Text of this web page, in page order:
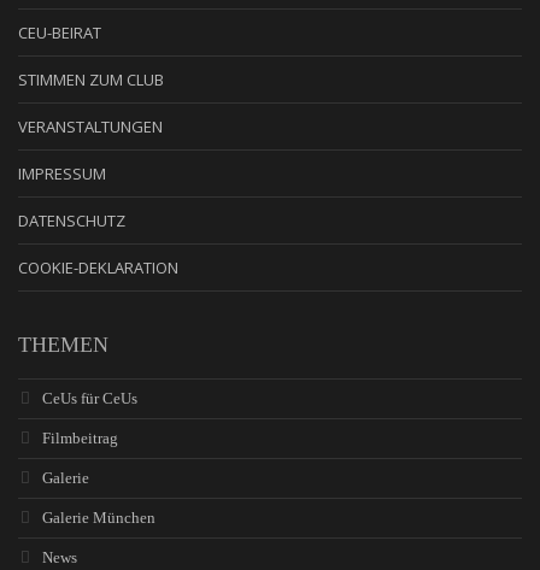
CEU-BEIRAT
STIMMEN ZUM CLUB
VERANSTALTUNGEN
IMPRESSUM
DATENSCHUTZ
COOKIE-DEKLARATION
THEMEN
CeUs für CeUs
Filmbeitrag
Galerie
Galerie München
News